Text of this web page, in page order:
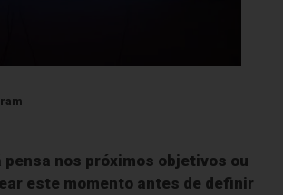
pensa nos próximos objetivos ou
este momento antes de definir